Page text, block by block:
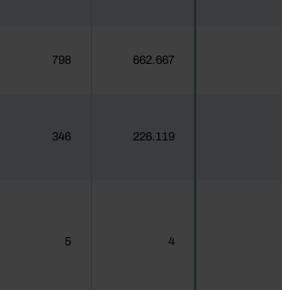
798 662.667
346 226.119
5 4